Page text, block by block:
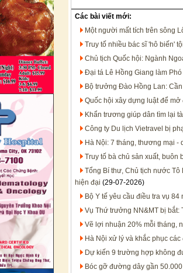
Các bài viết mới:
Một người mất tích trên sông
Truy tố nhiều bác sĩ 'hô biến'
Chủ tịch Quốc hội: Ngành
Đại tá Lê Hồng Giang làm
Bộ trưởng Đào Hồng Lan:
Quốc hội xây dựng luật để
Khẩn trương giúp dân tìm lại
Công ty Du lịch Vietravel bị
Hà Nội: 7 tháng, thương mại -
Truy tố bà chủ sản xuất, buôn
Tổng Bí thư, Chủ tịch nước
hiện đại (29-07-2026)
Bộ Y tế yêu cầu điều tra vụ
Vụ Thứ trưởng NN&MT bị bắt:
Vẽ lợi nhuận 20% mỗi tháng,
Hà Nội xử lý và khắc phục
Dự kiến 9 trường hợp không
Bóc gỡ đường dây gần